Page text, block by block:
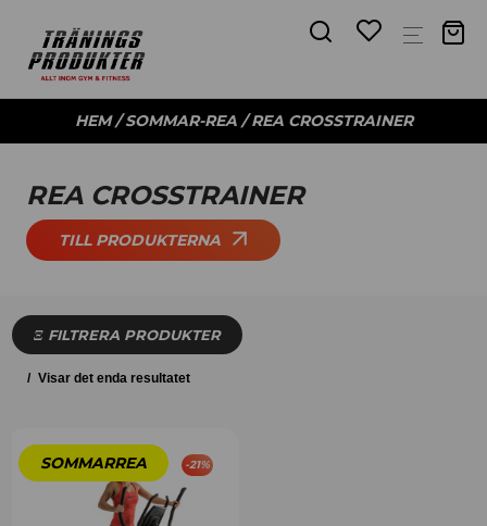
HEM/SOMMAR-REA/ REA CROSSTRAINER
REA CROSSTRAINER
TILL PRODUKTERNA
FILTRERA PRODUKTER
Visar det enda resultatet
-21%